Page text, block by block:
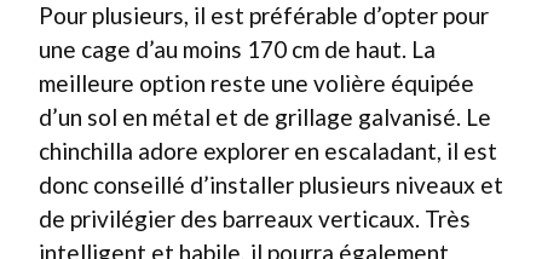
Pour plusieurs, il est préférable d’opter pour
une cage d’au moins 170 cm de haut. La
meilleure option reste une volière équipée
d’un sol en métal et de grillage galvanisé. Le
chinchilla adore explorer en escaladant, il est
donc conseillé d’installer plusieurs niveaux et
de privilégier des barreaux verticaux. Très
intelligent et habile, il pourra également